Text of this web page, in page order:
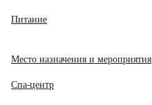
Питание
Место назначения и мероприятия
Спа-центр